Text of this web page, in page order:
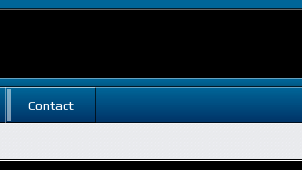
Contact